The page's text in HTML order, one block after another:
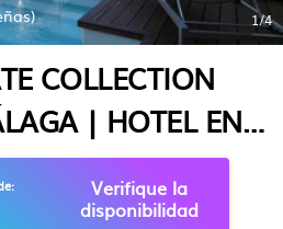
1/4
COLLECTION
| HOTEL EN
Verifique la
disponibilidad